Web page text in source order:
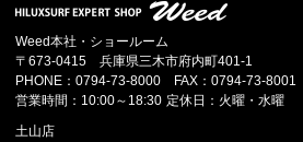
Weed本社・ショールーム
〒673-0415 兵庫県三木市府内町401-1
PHONE：0794-73-8000 FAX：0794-73-8001
営業時間：10:00～18:30 定休日：火曜・水曜
土山店